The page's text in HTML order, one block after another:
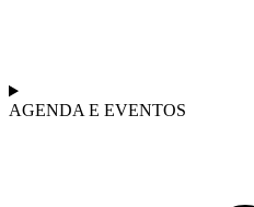
AGENDA E EVENTOS